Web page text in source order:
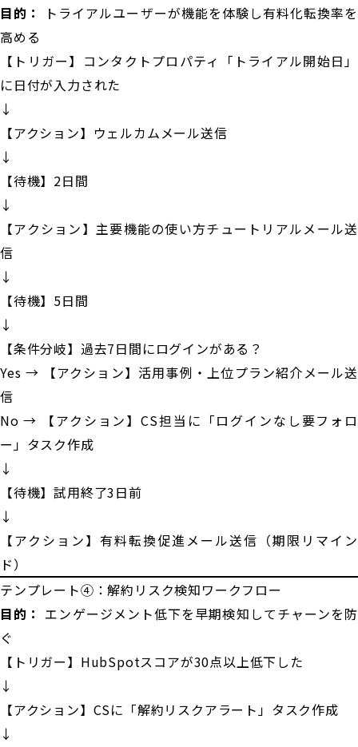
目的：
トライアルユーザーが機能を体験し有料化転換率を
高める
【トリガー】コンタクトプロパティ「トライアル開始日」
に日付が入力された
↓
【アクション】ウェルカムメール送信
↓
【待機】2日間
↓
【アクション】主要機能の使い方チュートリアルメール送
信
↓
【待機】5日間
↓
【条件分岐】過去7日間にログインがある？
Yes → 【アクション】活用事例・上位プラン紹介メール送
信
No → 【アクション】CS担当に「ログインなし要フォロ
ー」タスク作成
↓
【待機】試用終了3日前
↓
【アクション】有料転換促進メール送信（期限リマイン
ド）
テンプレート④：解約リスク検知ワークフロー
目的： エンゲージメント低下を早期検知してチャーンを防
ぐ
【トリガー】HubSpotスコアが30点以上低下した
↓
【アクション】CSに「解約リスクアラート」タスク作成
↓